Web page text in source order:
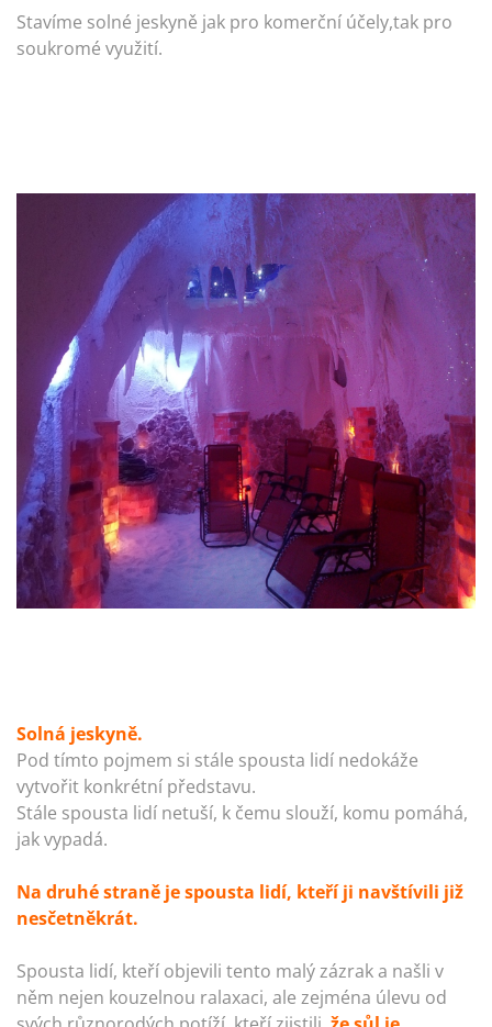
Stavíme solné jeskyně jak pro komerční účely,tak pro
soukromé využití.
Solná jeskyně.
Pod tímto pojmem si stále spousta lidí nedokáže
vytvořit konkrétní představu.
Stále spousta lidí netuší, k čemu slouží, komu pomáhá,
jak vypadá.
Na druhé straně je spousta lidí, kteří ji navštívili již
nesčetněkrát.
Spousta lidí, kteří objevili tento malý zázrak a našli v
něm nejen kouzelnou ralaxaci, ale zejména úlevu od